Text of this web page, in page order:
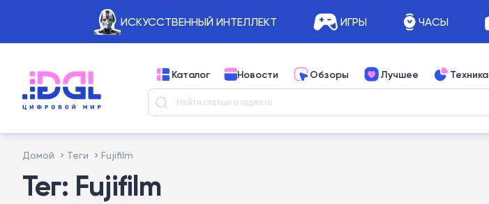
ИСКУССТВЕННЫЙ ИНТЕЛЛЕКТ ИГРЫ ЧАСЫ
Каталог Новости Обзоры Лучшее Техника
Домой Теги Fujifilm
Тег: Fujifilm